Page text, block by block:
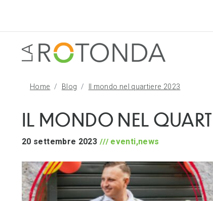
Home Blog Il mondo nel quartiere 2023
IL MONDO NEL
20 settembre 2023 eventi,news